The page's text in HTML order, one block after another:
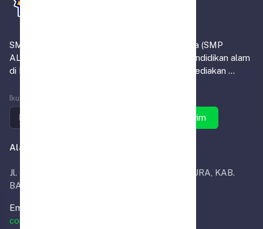
SMP Alam Muhammadiyah Indrasari Martapura (SMP
ALMIRA) merupakan satu-satunya institusi pendidikan alam
di Kabupaten Banjar, yang tidak sekadar menyediakan ...
Ikuti SMP ALMIRA
Kirim
Alamat Kantor
Jl. Masjid RT.02, INDRA SARI, KEC. MARTAPURA, KAB.
BANJAR
Email.
contact@smpalmira.sch.id